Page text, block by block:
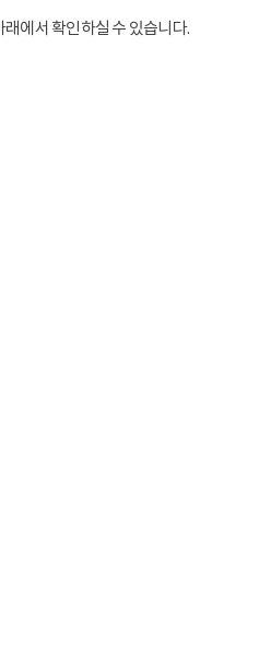
에서 확인하실 수 있습니다.